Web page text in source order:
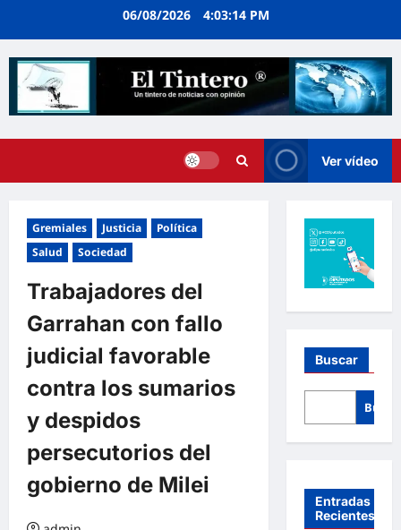
06/08/2026 4:03:15 PM
Ver vídeo
Gremiales Justicia
Política
Salud
Sociedad
Trabajadores del
Garrahan con fallo
judicial favorable
contra los sumarios
y despidos
persecutorios del
gobierno de Milei
Buscar
Entradas
Recientes